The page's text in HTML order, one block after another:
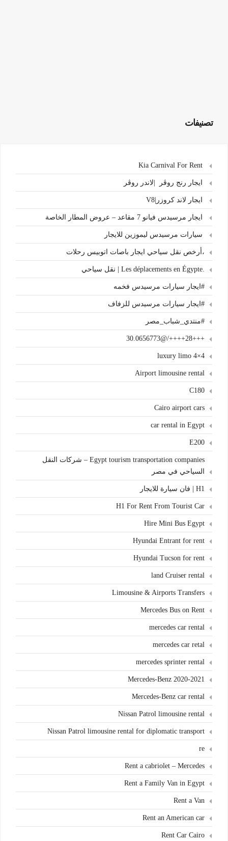
تصنيفات
ايجار رنج روڤر |لاندر روڤر
ايجار لاند كروزر|V8
ايجار مرسيدس فيانو 7 مقاعد – عروض المطار الخاصة
سيارات مرسيدس ليموزين للايجار
،أرخص نقل سياحي ايجار باصات اتوبيس رحلات
.Les déplacements en Égypte | نقل سياحي
#ايجار سيارات مرسيدس فخمه
#ايجار سيارات مرسيدس للزفاف
#منتدي_شباب_مصر
+++28++++/@30.0656773
4×4 luxury limo
Airport limousine rental
C180
Cairo airport cars
car rental in Egypt
E200
Egypt tourism transportation companies – شركات النقل
السياحي في مصر
H1 | فان سيارة للايجار
H1 For Rent From Tourist Car
Hire Mini Bus Egypt
Hyundai Entrant for rent
Hyundai Tucson for rent
land Cruiser rental
Limousine & Airports Transfers
Mercedes Bus on Rent
mercedes car rental
mercedes car retal
mercedes sprinter rental
Mercedes-Benz 2020-2021
Mercedes-Benz car rental
Nissan Patrol limousine rental
Nissan Patrol limousine rental for diplomatic transport
re
Rent a cabriolet – Mercedes
Rent a Family Van in Egypt
Rent a Van
Rent an American car
Rent Car Cairo